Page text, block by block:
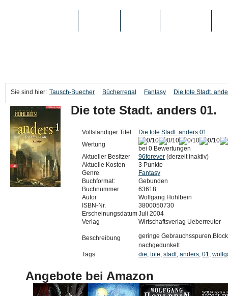
Sie sind hier: Tausch-Buecher Bücherregal Fantasy Die tote Stadt.
Die tote Stadt. anders 01.
Vollständiger Titel
Die tote Stadt. anders 01.
Wertung
bei 0 Bewertungen
Aktueller Besitzer
96forever (derzeit inaktiv)
Aktuelle Kosten
3 Punkte
Genre
Fantasy
Buchformat:
Gebunden
Buchnummer
63618
Autor
Wolfgang Hohlbein
ISBN-Nr.
3800050730
ErscheinungsdatumJuli 2004
Verlag
Wirtschaftsverlag Ueberreuter
Beschreibung
geringe
nachgedunkelt
Tags:
die, tote, stadt, anders, 01,
Angebote bei Amazon